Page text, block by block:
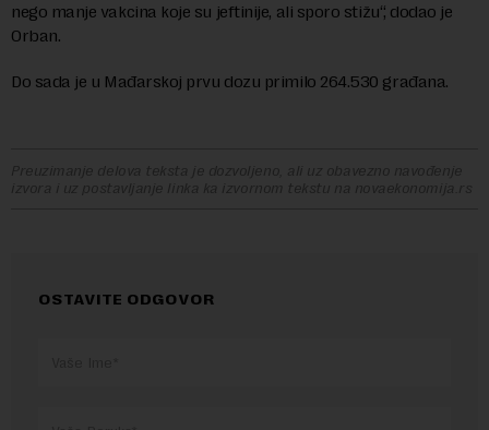
nego manje vakcina koje su jeftinije, ali sporo stižu“, dodao je
Orban.
Do sada je u Mađarskoj prvu dozu primilo 264.530 građana.
Preuzimanje delova teksta je dozvoljeno, ali uz obavezno navođenje
izvora i uz postavljanje linka ka izvornom tekstu na novaekonomija.rs
OSTAVITE ODGOVOR